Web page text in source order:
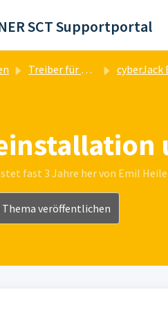
Inhalt gehen
SCT Supportportal
Treiber für Chipkartenleser cyberJack BaseComponents / cyberJack
fast 3 Jahre hervon Emil
Thema veröffentlichen